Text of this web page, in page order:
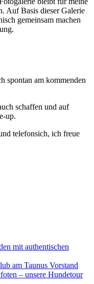
Auf Basis dieser Galerie
gemeinsam machen
spontan am kommenden
schaffen und auf
up.
telefonsich, ich freue
mit authentischen
am Taunus Vorstand
– unsere Hundetour